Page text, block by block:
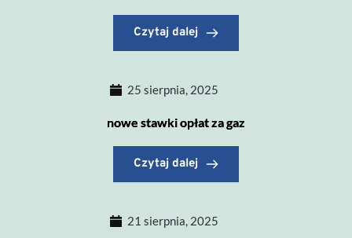
Czytaj dalej
25 sierpnia, 2025
nowe stawki opłat za gaz
Czytaj dalej
21 sierpnia, 2025